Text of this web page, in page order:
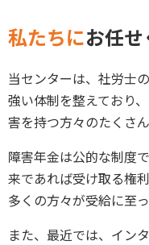
私たちにお任
当センターは、社労士
強い体制を整えており
害を持つ方々のたくさ
障害年金は公的な制度
来であれば受け取る権
多くの方々が受給に至
また、最近では、イン